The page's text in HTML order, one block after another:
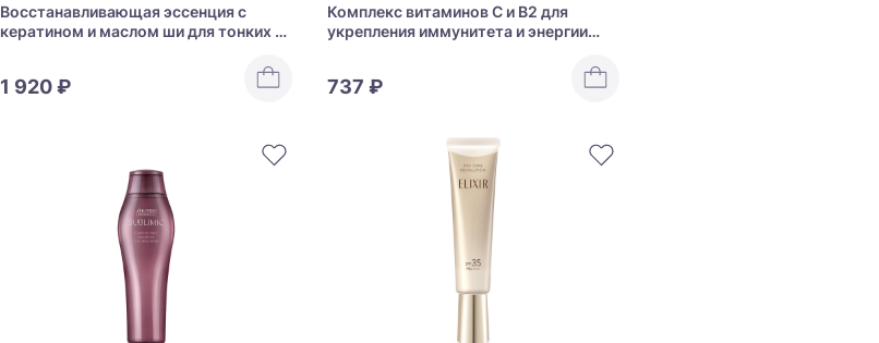
Восстанавливающая эссенция с
кератином и маслом ши для тонких и
1 920 ₽
Комплекс витаминов С и B2 для
укрепления иммунитета и энергии
737 ₽